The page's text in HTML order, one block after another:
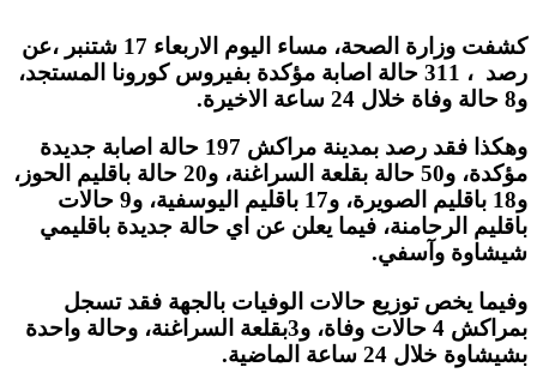
كشفت وزارة الصحة، مساء اليوم الاربعاء 17 شتنبر ،عن
رصد ، 311 حالة اصابة مؤكدة بفيروس كورونا المستجد،
و8 حالة وفاة خلال 24 ساعة الاخيرة.
وهكذا فقد رصد بمدينة مراكش 197 حالة اصابة جديدة
مؤكدة، و50 حالة بقلعة السراغنة، و20 حالة باقليم الحوز،
و18 باقليم الصويرة، و17 باقليم اليوسفية، و9 حالات
باقليم الرحامنة، فيما يعلن عن اي حالة جديدة باقليمي
شيشاوة وآسفي.
وفيما يخص توزيع حالات الوفيات بالجهة فقد تسجل
بمراكش 4 حالات وفاة، و3بقلعة السراغنة، وحالة واحدة
بشيشاوة خلال 24 ساعة الماضية.